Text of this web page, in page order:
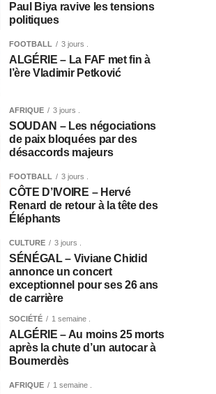
Paul Biya ravive les tensions
politiques
FOOTBALL 3 jours .
ALGÉRIE – La FAF met fin à
l’ère Vladimir Petković
AFRIQUE 3 jours .
SOUDAN – Les négociations
de paix bloquées par des
désaccords majeurs
FOOTBALL 3 jours .
CÔTE D’IVOIRE – Hervé
Renard de retour à la tête des
Éléphants
CULTURE 3 jours .
SÉNÉGAL – Viviane Chidid
annonce un concert
exceptionnel pour ses 26 ans
de carrière
SOCIÉTÉ 1 semaine .
ALGÉRIE – Au moins 25 morts
après la chute d’un autocar à
Boumerdès
AFRIQUE 1 semaine .